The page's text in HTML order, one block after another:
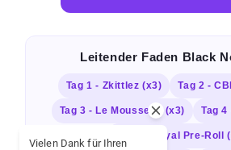
Leitender Faden Black
Tag 1 - Zkittlez (x3) Tag 2 -
Tag 3 - Le Mousseux (x3) Tag
Tag 5 - Royal Pre-Roll
Vielen Dank für Ihren